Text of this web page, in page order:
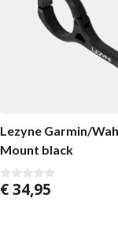
Lezyne Garmin/
Mount black
0
€34,95